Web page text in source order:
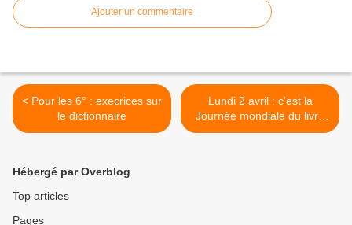
Ajouter un commentaire
< Pour les 6° : execrices sur
le dictionnaire
Lundi 2 avril : c'est la
Journée mondiale du livre
pour la jeunesse >
Hébergé par Overblog
Top articles
Pages